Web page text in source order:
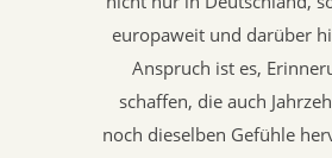
europaweit und darüber
Anspruch ist es,
schaffen, die auch
noch dieselben Gefühle